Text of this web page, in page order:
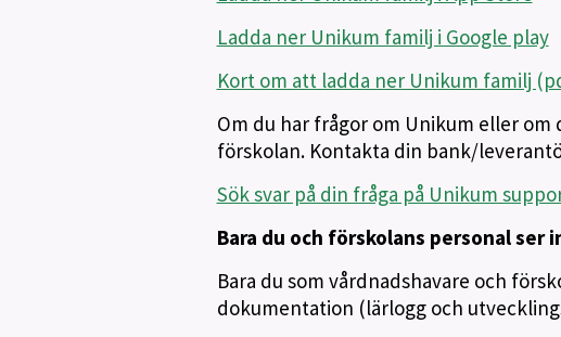
Ladda ner Unikum familj i Google play
Kort om att ladda ner Unikum familj
Om du har frågor om Unikum eller
förskolan. Kontakta din bank/
Sök svar på din fråga på Unikum
Bara du och förskolans personal ser
Bara du som vårdnadshavare och
dokumentation (lärlogg och